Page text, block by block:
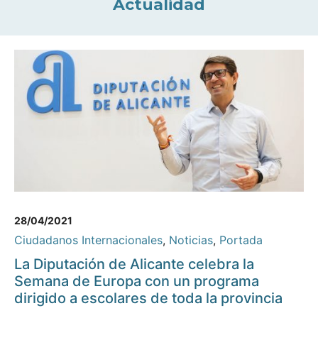
Actualidad
28/04/2021
Ciudadanos Internacionales, Noticias, Portada
La Diputación de Alicante celebra la
Semana de Europa con un programa
dirigido a escolares de toda la provincia